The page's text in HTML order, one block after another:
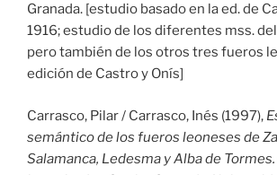
Granada. [estudio basado en la ed. de
1916; estudio de los diferentes mss.
pero también de los otros tres fueros
edición de Castro y Onís]
Carrasco, Pilar / Carrasco, Inés (1997),
semántico de los fueros leoneses de
Salamanca, Ledesma y Alba de